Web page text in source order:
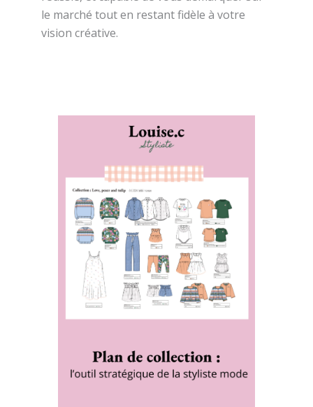
le marché tout en restant fidèle à votre
vision créative.